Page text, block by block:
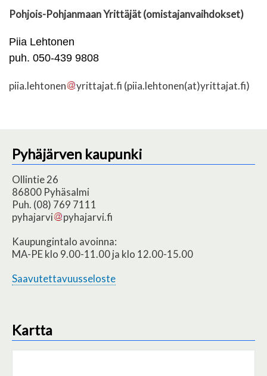
Pohjois-Pohjanmaan Yrittäjät (omistajanvaihdokset)
Piia Lehtonen
puh. 050-439 9808
piia.lehtonen yrittajat.fi (piia.lehtonen(at)yrittajat.fi)
Pyhäjärven kaupunki
Ollintie 26
86800 Pyhäsalmi
Puh. (08) 769 7111
pyhajarvi
pyhajarvi.fi
Kaupungintalo avoinna:
MA-PE klo 9.00-11.00 ja klo 12.00-15.00
Saavutettavuusseloste
Kartta